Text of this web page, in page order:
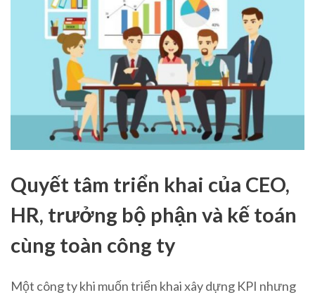
Quyết tâm triển khai của CEO,
HR, trưởng bộ phận và kế toán
cùng toàn công ty
Một công ty khi muốn triển khai xây dựng KPI nhưng